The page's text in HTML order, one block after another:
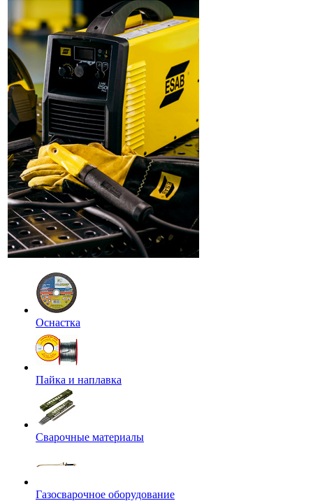
Оснастка
Пайка и наплавка
Сварочные материалы
Газосварочное оборудование